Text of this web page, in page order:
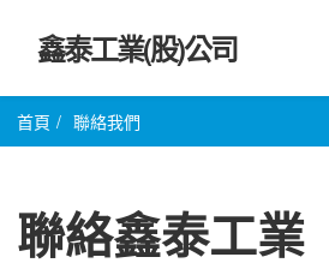
鑫泰工業(股)公司
首頁 / 聯絡我們
聯絡鑫泰工業